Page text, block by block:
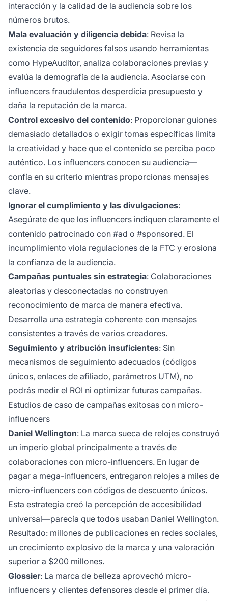
interacción y la calidad de la audiencia sobre los
números brutos.
Mala evaluación y diligencia debida: Revisa la
existencia de seguidores falsos usando herramientas
como HypeAuditor, analiza colaboraciones previas y
evalúa la demografía de la audiencia. Asociarse con
influencers fraudulentos desperdicia presupuesto y
daña la reputación de la marca.
Control excesivo del contenido: Proporcionar guiones
demasiado detallados o exigir tomas específicas limita
la creatividad y hace que el contenido se perciba poco
auténtico. Los influencers conocen su audiencia—
confía en su criterio mientras proporcionas mensajes
clave.
Ignorar el cumplimiento y las divulgaciones:
Asegúrate de que los influencers indiquen claramente el
contenido patrocinado con #ad o #sponsored. El
incumplimiento viola regulaciones de la FTC y erosiona
la confianza de la audiencia.
Campañas puntuales sin estrategia: Colaboraciones
aleatorias y desconectadas no construyen
reconocimiento de marca de manera efectiva.
Desarrolla una estrategia coherente con mensajes
consistentes a través de varios creadores.
Seguimiento y atribución insuficientes: Sin
mecanismos de seguimiento adecuados (códigos
únicos, enlaces de afiliado, parámetros UTM), no
podrás medir el ROI ni optimizar futuras campañas.
Estudios de caso de campañas exitosas con micro-
influencers
Daniel Wellington: La marca sueca de relojes construyó
un imperio global principalmente a través de
colaboraciones con micro-influencers. En lugar de
pagar a mega-influencers, entregaron relojes a miles de
micro-influencers con códigos de descuento únicos.
Esta estrategia creó la percepción de accesibilidad
universal—parecía que todos usaban Daniel Wellington.
Resultado: millones de publicaciones en redes sociales,
un crecimiento explosivo de la marca y una valoración
superior a $200 millones.
Glossier: La marca de belleza aprovechó micro-
influencers y clientes defensores desde el primer día.